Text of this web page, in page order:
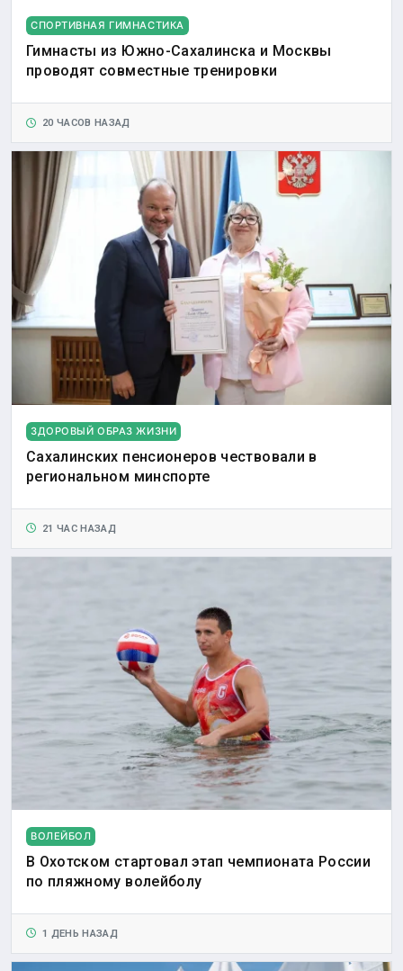
СПОРТИВНАЯ ГИМНАСТИКА
Гимнасты из Южно-Сахалинска и Москвы
проводят совместные тренировки
20 ЧАСОВ НАЗАД
ЗДОРОВЫЙ ОБРАЗ ЖИЗНИ
Сахалинских пенсионеров чествовали в
региональном минспорте
21 ЧАС НАЗАД
ВОЛЕЙБОЛ
В Охотском стартовал этап чемпионата России
по пляжному волейболу
1 ДЕНЬ НАЗАД